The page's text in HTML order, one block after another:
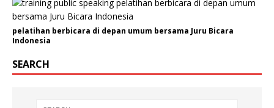
n
O
g
a
pelatihan berbicara di depan umum bersama Juru Bicara
Indonesia
SEARCH